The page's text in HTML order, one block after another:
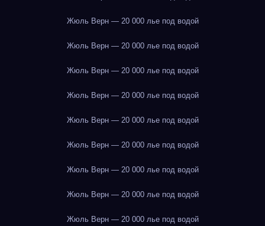
Жюль Верн — 20 000 лье под водой
Жюль Верн — 20 000 лье под водой
Жюль Верн — 20 000 лье под водой
Жюль Верн — 20 000 лье под водой
Жюль Верн — 20 000 лье под водой
Жюль Верн — 20 000 лье под водой
Жюль Верн — 20 000 лье под водой
Жюль Верн — 20 000 лье под водой
Жюль Верн — 20 000 лье под водой